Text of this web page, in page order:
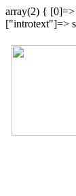
array(2) { [0]=>
["introtext"]=>